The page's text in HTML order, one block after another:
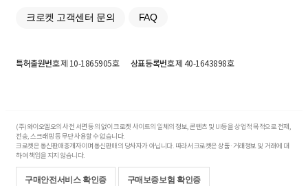
크로켓 고객센터 문의 FAQ
특허출원번호제 10-1865905호 상표등록번호제 40-1643898호
(주)와이오엘오의 사전 서면 동의 없이 크로켓 사이트의 일체의 정보, 콘텐츠 및 UI등을 상업적 목적으로 전재,
전송, 스크래핑 등 무단 사용할 수 없습니다.
크로켓은 통신판매중개자이며 통신판매의 당사자가 아닙니다. 따라서 크로켓은 상품·거래정보 및 거래에 대
하여 책임을 지지 않습니다.
구매안전서비스 확인증 구매보증보험 확인증